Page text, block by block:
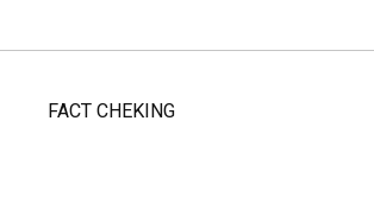
FACT CHEKING